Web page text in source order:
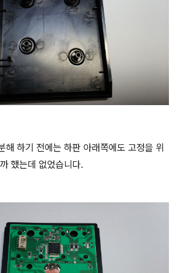
해 하기 전에는 하판 아래쪽에도 고정을 위
했는데 없었습니다.